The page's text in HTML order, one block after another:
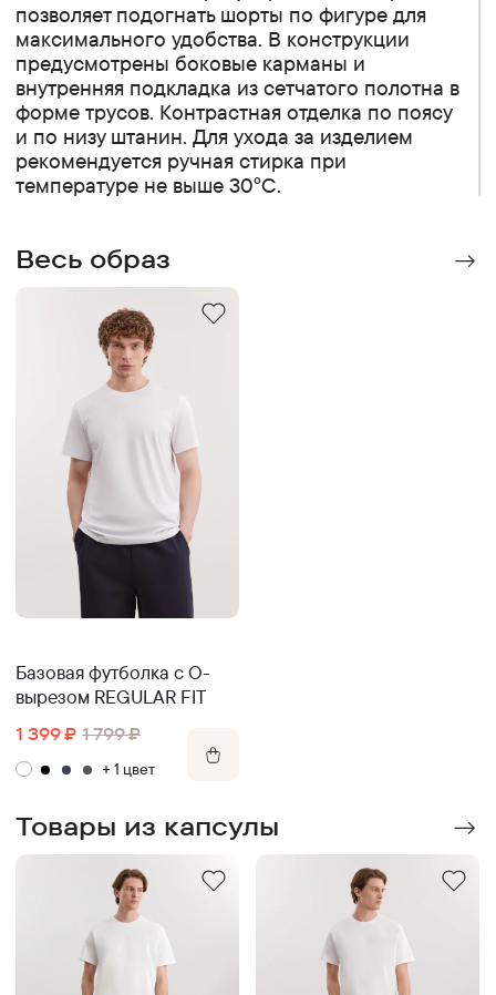
позволяет подогнать шорты по фигуре для
максимального удобства. В конструкции
предусмотрены боковые карманы и
внутренняя подкладка из сетчатого полотна в
форме трусов. Контрастная отделка по поясу
и по низу штанин. Для ухода за изделием
рекомендуется ручная стирка при
температуре не выше 30°C.
Весь образ
Базовая футболка с O-
вырезом REGULAR FIT
1 399 ₽ 1 799 ₽
+1 цвет
Товары из капсулы